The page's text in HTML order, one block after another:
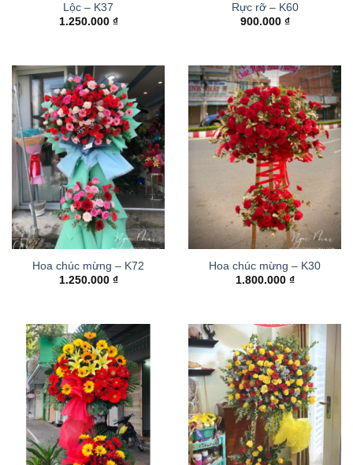
Lộc – K37
1.250.000 ₫
Rực rỡ – K60
900.000 ₫
Hoa chúc mừng – K72
1.250.000 ₫
Hoa chúc mừng – K30
1.800.000 ₫